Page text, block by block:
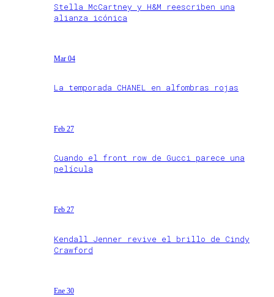
Stella McCartney y H&M reescriben una
alianza icónica
Mar 04
La temporada CHANEL en alfombras rojas
Feb 27
Cuando el front row de Gucci parece una
película
Feb 27
Kendall Jenner revive el brillo de Cindy
Crawford
Ene 30